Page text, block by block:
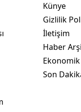
Künye
Gizlilik
İletişim
Haber
Son